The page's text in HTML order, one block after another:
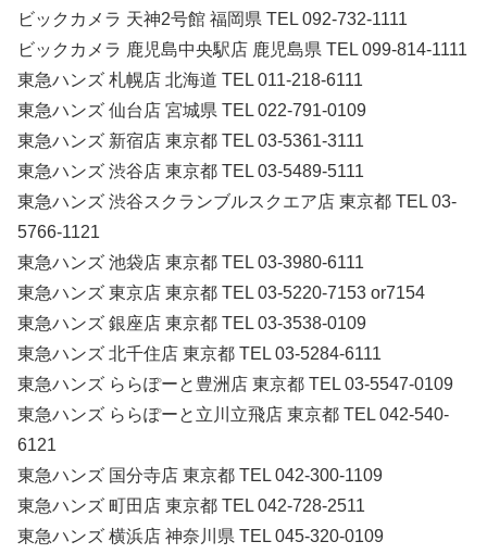
ビックカメラ 天神2号館 福岡県 TEL 092-732-1111
ビックカメラ 鹿児島中央駅店 鹿児島県 TEL 099-814-1111
東急ハンズ 札幌店 北海道 TEL 011-218-6111
東急ハンズ 仙台店 宮城県 TEL 022-791-0109
東急ハンズ 新宿店 東京都 TEL 03-5361-3111
東急ハンズ 渋谷店 東京都 TEL 03-5489-5111
東急ハンズ 渋谷スクランブルスクエア店 東京都 TEL 03-
5766-1121
東急ハンズ 池袋店 東京都 TEL 03-3980-6111
東急ハンズ 東京店 東京都 TEL 03-5220-7153 or7154
東急ハンズ 銀座店 東京都 TEL 03-3538-0109
東急ハンズ 北千住店 東京都 TEL 03-5284-6111
東急ハンズ ららぽーと豊洲店 東京都 TEL 03-5547-0109
東急ハンズ ららぽーと立川立飛店 東京都 TEL 042-540-
6121
東急ハンズ 国分寺店 東京都 TEL 042-300-1109
東急ハンズ 町田店 東京都 TEL 042-728-2511
東急ハンズ 横浜店 神奈川県 TEL 045-320-0109